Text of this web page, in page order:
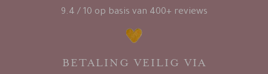
9.4 / 10 op basis van 400+ reviews
BETALING VEILIG VIA